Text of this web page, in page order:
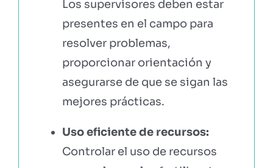
Los supervisores deben estar
presentes en el campo para
resolver problemas,
proporcionar orientación y
asegurarse de que se sigan las
mejores prácticas.
Uso eficiente de recursos:
Controlar el uso de recursos